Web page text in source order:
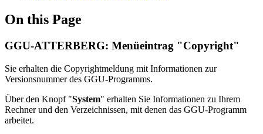
On this Page
GGU-ATTERBERG: Menüeintrag "Copyright"
Sie erhalten die Copyrightmeldung mit Informationen zur
Versionsnummer des GGU-Programms.
Über den Knopf "System" erhalten Sie Informationen zu Ihrem
Rechner und den Verzeichnissen, mit denen das GGU-Programm
arbeitet.